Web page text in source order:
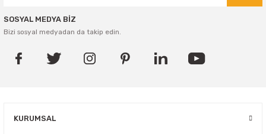
SOSYAL MEDYA BİZ
Bizi sosyal medyadan da takip edin.
KURUMSAL